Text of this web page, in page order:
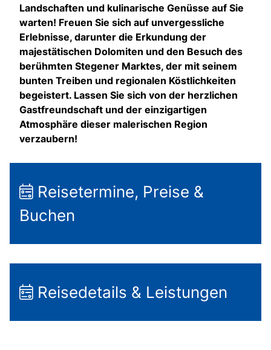
Landschaften und kulinarische Genüsse auf Sie
warten! Freuen Sie sich auf unvergessliche
Erlebnisse, darunter die Erkundung der
majestätischen Dolomiten und den Besuch des
berühmten Stegener Marktes, der mit seinem
bunten Treiben und regionalen Köstlichkeiten
begeistert. Lassen Sie sich von der herzlichen
Gastfreundschaft und der einzigartigen
Atmosphäre dieser malerischen Region
verzaubern!
Reisetermine, Preise &
Buchen
Reisedetails & Leistungen